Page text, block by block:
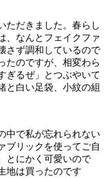
ただきました。春らし
、なんとフェイクファ
さず調和しているので
たのですが、相変わら
ぎるぜ」とつぶやいて
と白い足袋、小紋の組
中で私が忘れられない
ブリックを使ってご自
とにかく可愛いので
地は買ったのです